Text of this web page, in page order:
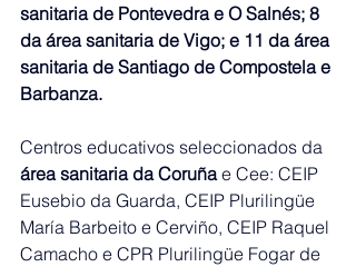
sanitaria de Pontevedra e O Salnés; 8
da área sanitaria de Vigo; e 11 da área
sanitaria de Santiago de Compostela e
Barbanza.
Centros educativos seleccionados da
área sanitaria da Coruña e Cee: CEIP
Eusebio da Guarda, CEIP Plurilingüe
María Barbeito e Cerviño, CEIP Raquel
Camacho e CPR Plurilingüe Fogar de